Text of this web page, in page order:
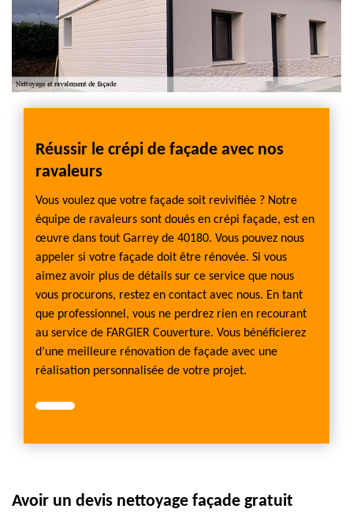
Réussir le crépi de façade avec nos
ravaleurs
Vous voulez que votre façade soit revivifiée ? Notre
équipe de ravaleurs sont doués en crépi façade, est en
œuvre dans tout Garrey de 40180. Vous pouvez nous
appeler si votre façade doit être rénovée. Si vous
aimez avoir plus de détails sur ce service que nous
vous procurons, restez en contact avec nous. En tant
que professionnel, vous ne perdrez rien en recourant
au service de FARGIER Couverture. Vous bénéficierez
d’une meilleure rénovation de façade avec une
réalisation personnalisée de votre projet.
Avoir un devis nettoyage façade gratuit